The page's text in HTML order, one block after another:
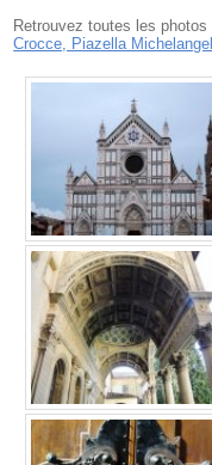
Retrouvez toutes les photos
Crocce, Piazella